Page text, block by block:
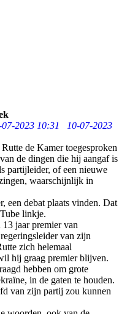
07-2023 10:31
10-07-2023
de Kamer toegesproken
de dingen die hij aangaf is
partijleider, of een nieuwe
waarschijnlijk in
een debat plaats vinden. Dat
linkje.
jaar premier van
van zijn
zich helemaal
hij graag premier blijven.
hebben om grote
in de gaten te houden.
van zijn partij zou kunnen